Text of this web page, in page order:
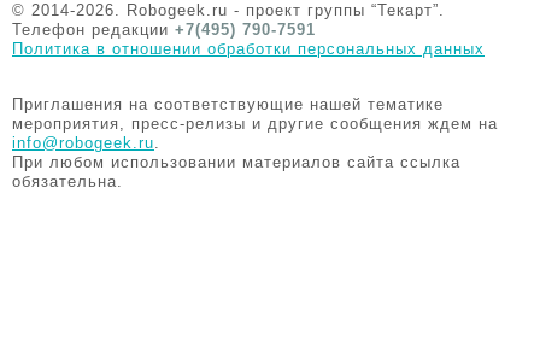
© 2014-2026. Robogeek.ru - проект группы “Текарт”.
Телефон редакции +7(495) 790-7591
Политика в отношении обработки персональных данных
Приглашения на соответствующие нашей тематике
мероприятия, пресс-релизы и другие сообщения ждем на
info@robogeek.ru.
При любом использовании материалов сайта ссылка
обязательна.